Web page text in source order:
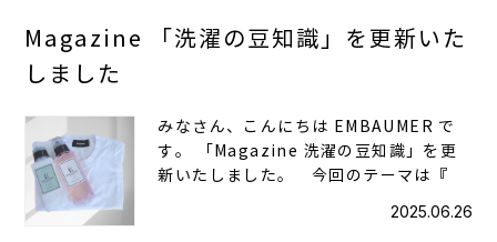
Magazine 「洗濯の豆知識」を更新いた
しました
みなさん、こんにちは EMBAUMER で
す。 「Magazine 洗濯の豆知識」を更
新いたしました。 今回のテーマは『
2025.06.26